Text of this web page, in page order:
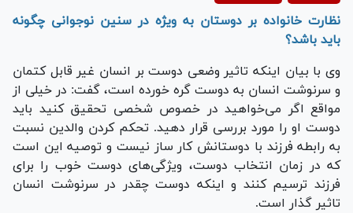
Video
نظارت خانواده بر دوستان به ویژه در سنین نوجوانی چگونه
باید باشد؟
وی با بیان اینکه تاثیر وضعی دوست بر انسان غیر قابل کتمان
و سرنوشت انسان به دوست گره خورده است، گفت: در خیلی از
مواقع اگر می‌خواهید در خصوص شخصی تحقیق کنید باید
دوست او را مورد بررسی قرار دهید. تحکم کردن والدین نسبت
به رابطه فرزند با دوستانش کار ساز نیست و توصیه این است
که در زمان انتخاب دوست، ویژگی‌های دوست خوب را برای
فرزند ترسیم کنند و اینکه دوست چقدر در سرنوشت انسان
تاثیر گذار است.